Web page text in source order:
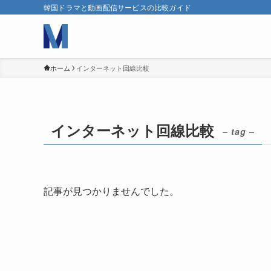
韓国ドラマと動画配信サービスの比較ガイド
ホーム インターネット回線比較
インターネット回線比較 – tag –
記事が見つかりませんでした。